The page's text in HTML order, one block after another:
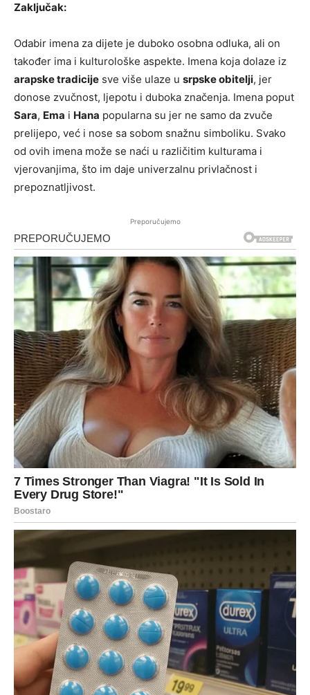
Zaključak:
Odabir imena za dijete je duboko osobna odluka, ali on
također ima i kulturološke aspekte. Imena koja dolaze iz
arapske tradicije sve više ulaze u srpske obitelji, jer
donose zvučnost, ljepotu i duboka značenja. Imena poput
Sara, Ema i Hana popularna su jer ne samo da zvuče
prelijepo, već i nose sa sobom snažnu simboliku. Svako
od ovih imena može se naći u različitim kulturama i
vjerovanjima, što im daje univerzalnu privlačnost i
prepoznatljivost.
Preporučujemo